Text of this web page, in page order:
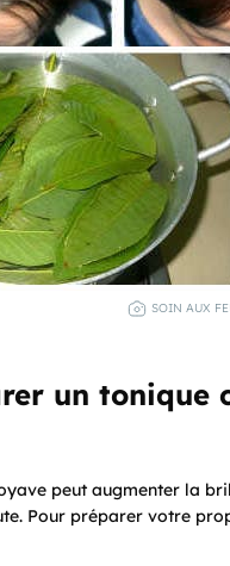
SOIN AUX
un
peut augmenter la
Pour préparer votre